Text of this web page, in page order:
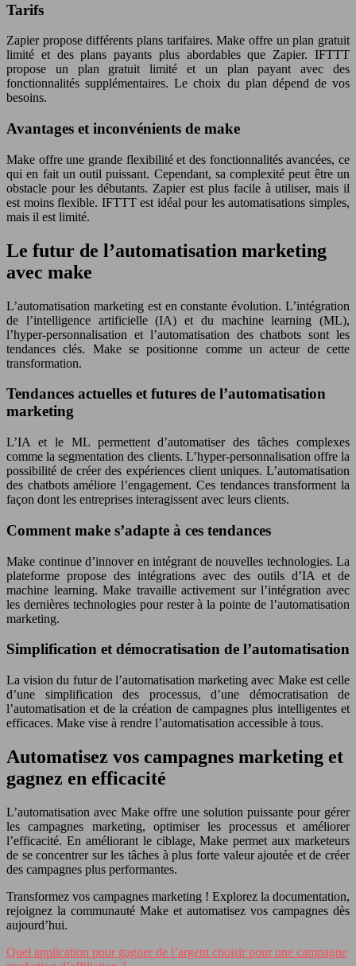
Tarifs
Zapier propose différents plans tarifaires. Make offre un plan gratuit
limité et des plans payants plus abordables que Zapier. IFTTT
propose un plan gratuit limité et un plan payant avec des
fonctionnalités supplémentaires. Le choix du plan dépend de vos
besoins.
Avantages et inconvénients de make
Make offre une grande flexibilité et des fonctionnalités avancées, ce
qui en fait un outil puissant. Cependant, sa complexité peut être un
obstacle pour les débutants. Zapier est plus facile à utiliser, mais il
est moins flexible. IFTTT est idéal pour les automatisations simples,
mais il est limité.
Le futur de l’automatisation marketing
avec make
L’automatisation marketing est en constante évolution. L’intégration
de l’intelligence artificielle (IA) et du machine learning (ML),
l’hyper-personnalisation et l’automatisation des chatbots sont les
tendances clés. Make se positionne comme un acteur de cette
transformation.
Tendances actuelles et futures de l’automatisation
marketing
L’IA et le ML permettent d’automatiser des tâches complexes
comme la segmentation des clients. L’hyper-personnalisation offre la
possibilité de créer des expériences client uniques. L’automatisation
des chatbots améliore l’engagement. Ces tendances transforment la
façon dont les entreprises interagissent avec leurs clients.
Comment make s’adapte à ces tendances
Make continue d’innover en intégrant de nouvelles technologies. La
plateforme propose des intégrations avec des outils d’IA et de
machine learning. Make travaille activement sur l’intégration avec
les dernières technologies pour rester à la pointe de l’automatisation
marketing.
Simplification et démocratisation de l’automatisation
La vision du futur de l’automatisation marketing avec Make est celle
d’une simplification des processus, d’une démocratisation de
l’automatisation et de la création de campagnes plus intelligentes et
efficaces. Make vise à rendre l’automatisation accessible à tous.
Automatisez vos campagnes marketing et
gagnez en efficacité
L’automatisation avec Make offre une solution puissante pour gérer
les campagnes marketing, optimiser les processus et améliorer
l’efficacité. En améliorant le ciblage, Make permet aux marketeurs
de se concentrer sur les tâches à plus forte valeur ajoutée et de créer
des campagnes plus performantes.
Transformez vos campagnes marketing ! Explorez la documentation,
rejoignez la communauté Make et automatisez vos campagnes dès
aujourd’hui.
Quel application pour gagner de l’argent choisir pour une campagne